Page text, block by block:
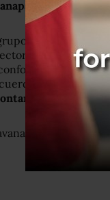
Zihuatanejo,
de
que se
y
con la
Tlachinollan.